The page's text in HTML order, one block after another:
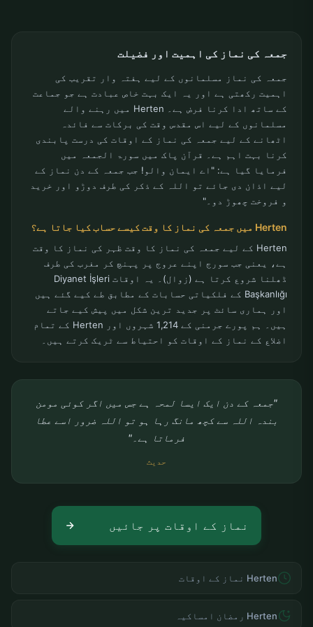
جمعہ کی نماز کی اہمیت اور فضیلت
جمعہ کی نماز مسلمانوں کے لیے ہفتہ وار تقریب کی
اہمیت رکھتی ہے اور یہ ایک بہت خاص عبادت ہے جو جماعت
کے ساتھ ادا کرنا فرض ہے۔ Herten میں رہنے والے
مسلمانوں کے لیے اس مقدس وقت کی برکات سے فائدہ
اٹھانے کے لیے جمعہ کی نماز کے اوقات کی درست پابندی
کرنا بہت اہم ہے۔ قرآن پاک میں سورۃ الجمعہ میں
فرمایا گیا ہے: "اے ایمان والو! جب جمعہ کے دن نماز کے
لیے اذان دی جائے تو اللہ کے ذکر کی طرف دوڑو اور خرید
و فروخت چھوڑ دو۔"
Herten میں جمعہ کی نماز کا وقت کیسے حساب کیا جاتا ہے؟
Herten کے لیے جمعہ کی نماز کا وقت ظہر کی نماز کا وقت
ہے، یعنی جب سورج اپنے عروج پر پہنچ کر مغرب کی طرف
ڈھلنا شروع کرتا ہے (زوال)۔ یہ اوقات Diyanet İşleri
Başkanlığı کے فلکیاتی حسابات کے مطابق طے کیے گئے ہیں
اور ہماری سائٹ پر جدید ترین شکل میں پیش کیے جاتے
ہیں۔ ہم پورے جرمنی کے 1,214 شہروں اور Herten کے تمام
اضلاع کے نماز کے اوقات کو احتیاط سے ٹریک کرتے ہیں۔
"جمعہ کے دن ایک ایسا لمحہ ہے جس میں اگر کوئی مومن
بندہ اللہ سے کچھ مانگ رہا ہو تو اللہ ضرور اسے عطا
فرماتا ہے۔"
حدیث
نماز کے اوقات پر جائیں
Herten نماز کے اوقات
Herten رمضان امساکیہ